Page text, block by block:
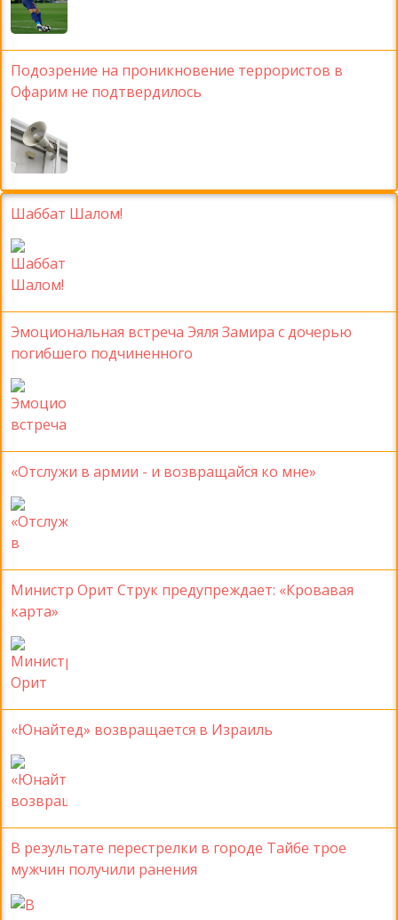
Подозрение на проникновение террористов в
Офарим не подтвердилось
Шаббат Шалом!
Эмоциональная встреча Эяля Замира с дочерью
погибшего подчиненного
«Отслужи в армии - и возвращайся ко мне»
Министр Орит Струк предупреждает: «Кровавая
карта»
«Юнайтед» возвращается в Израиль
В результате перестрелки в городе Тайбе трое
мужчин получили ранения